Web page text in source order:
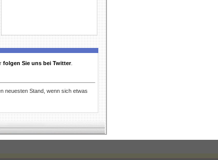
folgen Sie uns bei Twitter.
neuesten Stand, wenn sich etwas